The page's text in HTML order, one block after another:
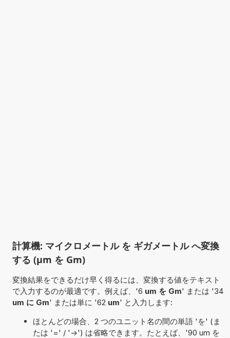
計算機: マイクロメートル を ギガメートル へ変換
する (µm を Gm)
変換結果をできるだけ早く得るには、変換する値をテキスト
で入力するのが最適です。例えば、'6 um を Gm' または '34
um に Gm' または単に '62 um' と入力します:
ほとんどの場合、2 つのユニット名の間の単語 'を' (ま
たは '=' / '->') は省略できます。たとえば、'90 um を